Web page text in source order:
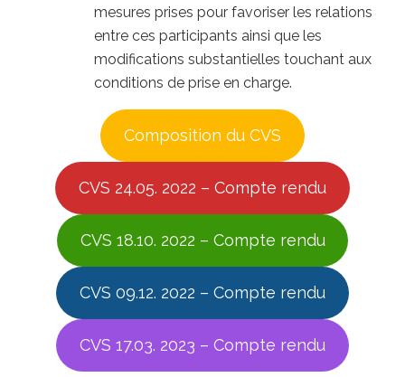
mesures prises pour favoriser les relations
entre ces participants ainsi que les
modifications substantielles touchant aux
conditions de prise en charge.
Composition du CVS
CVS 24.05. 2022 – Compte rendu
CVS 18.10. 2022 – Compte rendu
CVS 09.12. 2022 – Compte rendu
CVS 17.03. 2023 – Compte rendu